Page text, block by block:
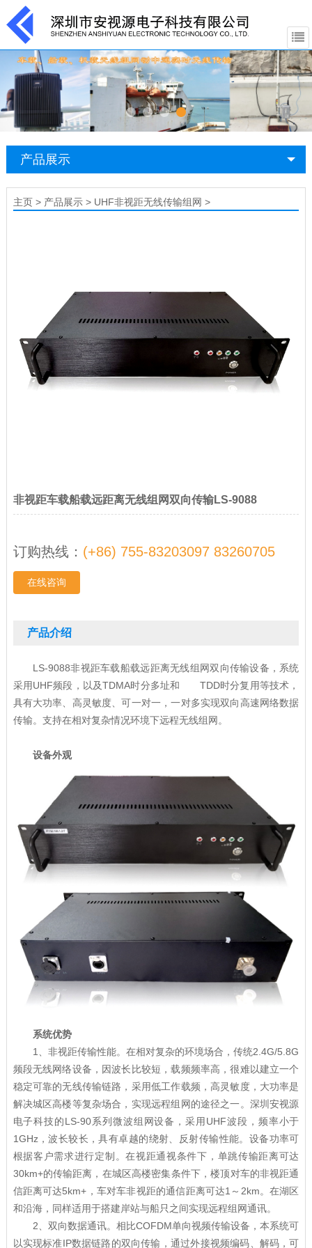
产品展示
主页> 产品展示> UHF非视距无线传输组网 >
非视距车载船载远距离无线组网双向传输LS-9088
订购热线： (+86) 755-83203097 83260705
在线咨询
产品介绍
LS-9088非视距车载船载远距离无线组网双向传输设备，系统
采用UHF频段，以及TDMA时分多址和 TDD时分复用等技术，
具有大功率、高灵敏度、可一对一，一对多实现双向高速网络数据
传输。支持在相对复杂情况环境下远程无线组网。
设备外观
系统优势
1、非视距传输性能。在相对复杂的环境场合，传统2.4G/5.8G
频段无线网络设备，因波长比较短，载频频率高，很难以建立一个
稳定可靠的无线传输链路，采用低工作载频，高灵敏度，大功率是
解决城区高楼等复杂场合，实现远程组网的途径之一。深圳安视源
电子科技的LS-90系列微波组网设备，采用UHF波段，频率小于
1GHz，波长较长，具有卓越的绕射、反射传输性能。设备功率可
根据客户需求进行定制。在视距通视条件下，单跳传输距离可达
30km+的传输距离，在城区高楼密集条件下，楼顶对车的非视距通
信距离可达5km+，车对车非视距的通信距离可达1～2km。在湖区
和沿海，同样适用于搭建岸站与船只之间实现远程组网通讯。
2、双向数据通讯。相比COFDM单向视频传输设备，本系统可
以实现标准IP数据链路的双向传输，通过外接视频编码、解码，可